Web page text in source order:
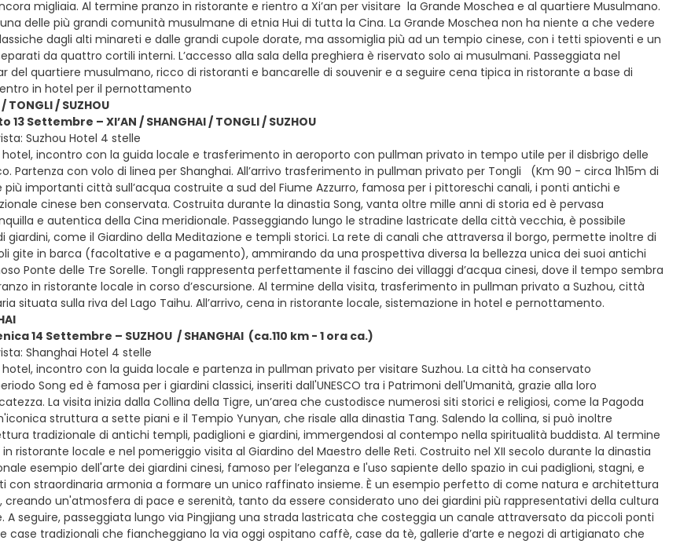
migliaia. Al termine pranzo in ristorante e rientro a Xi’an per visitare la Grande Moschea e al quartiere Musulmano.
delle più grandi comunità musulmane di etnia Hui di tutta la Cina. La Grande Moschea non ha niente a che vedere
dagli alti minareti e dalle grandi cupole dorate, ma assomiglia più ad un tempio cinese, con i tetti spioventi e un
da quattro cortili interni. L’accesso alla sala della preghiera è riservato solo ai musulmani. Passeggiata nel
del quartiere musulmano, ricco di ristoranti e bancarelle di souvenir e a seguire cena tipica in ristorante a base di
in hotel per il pernottamento
TONGLI / SUZHOU
Settembre – XI’AN / SHANGHAI / TONGLI / SUZHOU
Suzhou Hotel 4 stelle
hotel, incontro con la guida locale e trasferimento in aeroporto con pullman privato in tempo utile per il disbrigo delle
Partenza con volo di linea per Shanghai. All’arrivo trasferimento in pullman privato per Tongli (Km 90 - circa 1h15m di
importanti città sull’acqua costruite a sud del Fiume Azzurro, famosa per i pittoreschi canali, i ponti antichi e
cinese ben conservata. Costruita durante la dinastia Song, vanta oltre mille anni di storia ed è pervasa
e autentica della Cina meridionale. Passeggiando lungo le stradine lastricate della città vecchia, è possibile
giardini, come il Giardino della Meditazione e templi storici. La rete di canali che attraversa il borgo, permette inoltre di
gite in barca (facoltative e a pagamento), ammirando da una prospettiva diversa la bellezza unica dei suoi antichi
Ponte delle Tre Sorelle. Tongli rappresenta perfettamente il fascino dei villaggi d’acqua cinesi, dove il tempo sembra
in ristorante locale in corso d’escursione. Al termine della visita, trasferimento in pullman privato a Suzhou, città
situata sulla riva del Lago Taihu. All’arrivo, cena in ristorante locale, sistemazione in hotel e pernottamento.
14 Settembre – SUZHOU / SHANGHAI (ca.110 km - 1 ora ca.)
Shanghai Hotel 4 stelle
incontro con la guida locale e partenza in pullman privato per visitare Suzhou. La città ha conservato
Song ed è famosa per i giardini classici, inseriti dall'UNESCO tra i Patrimoni dell'Umanità, grazie alla loro
La visita inizia dalla Collina della Tigre, un’area che custodisce numerosi siti storici e religiosi, come la Pagoda
struttura a sette piani e il Tempio Yunyan, che risale alla dinastia Tang. Salendo la collina, si può inoltre
tradizionale di antichi templi, padiglioni e giardini, immergendosi al contempo nella spiritualità buddista. Al termine
ristorante locale e nel pomeriggio visita al Giardino del Maestro delle Reti. Costruito nel XII secolo durante la dinastia
esempio dell'arte dei giardini cinesi, famoso per l’eleganza e l'uso sapiente dello spazio in cui padiglioni, stagni, e
con straordinaria armonia a formare un unico raffinato insieme. È un esempio perfetto di come natura e architettura
creando un'atmosfera di pace e serenità, tanto da essere considerato uno dei giardini più rappresentativi della cultura
A seguire, passeggiata lungo via Pingjiang una strada lastricata che costeggia un canale attraversato da piccoli ponti
case tradizionali che fiancheggiano la via oggi ospitano caffè, case da tè, gallerie d’arte e negozi di artigianato che